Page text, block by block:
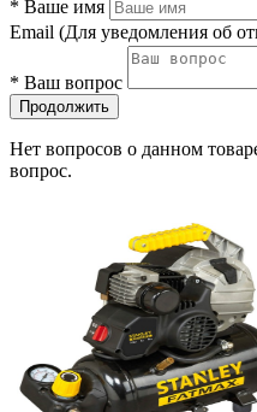
* Ваше имя
Email (Для уведомления об
* Ваш вопрос
Продолжить
Нет вопросов о данном
вопрос.